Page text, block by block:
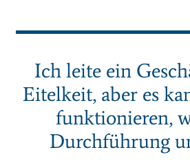
Ich leite ein
Eitelkeit, aber es
funktionieren,
Durchführung